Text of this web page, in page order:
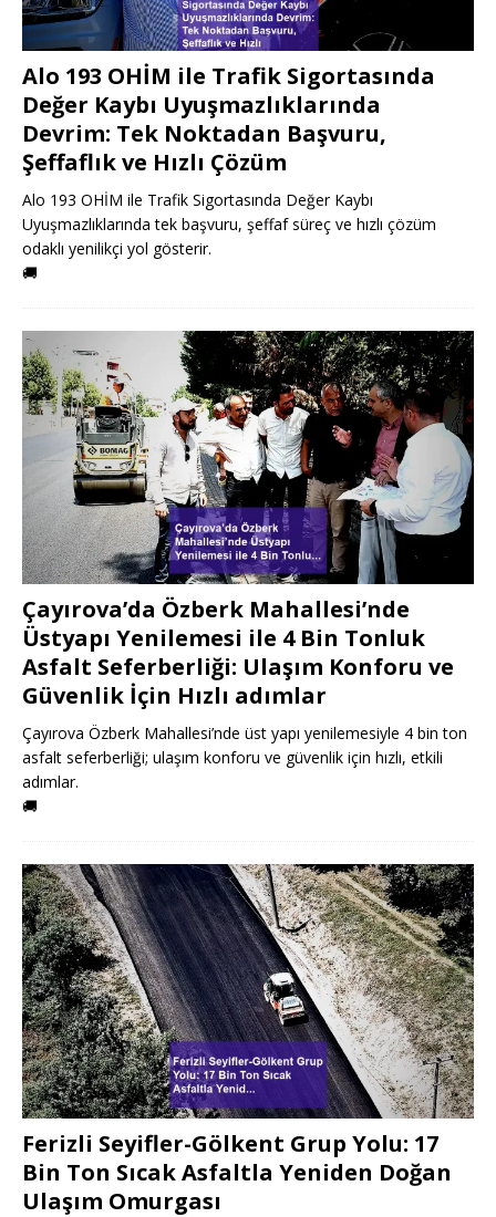
Alo 193 OHİM ile Trafik Sigortasında
Değer Kaybı Uyuşmazlıklarında
Devrim: Tek Noktadan Başvuru,
Şeffaflık ve Hızlı Çözüm
Alo 193 OHİM ile Trafik Sigortasında Değer Kaybı
Uyuşmazlıklarında tek başvuru, şeffaf süreç ve hızlı çözüm
odaklı yenilikçi yol gösterir.
🚚
Çayırova’da Özberk Mahallesi’nde
Üstyapı Yenilemesi ile 4 Bin Tonluk
Asfalt Seferberliği: Ulaşım Konforu ve
Güvenlik İçin Hızlı adımlar
Çayırova Özberk Mahallesi’nde üst yapı yenilemesiyle 4 bin ton
asfalt seferberliği; ulaşım konforu ve güvenlik için hızlı, etkili
adımlar.
🚚
Ferizli Seyifler-Gölkent Grup Yolu: 17
Bin Ton Sıcak Asfaltla Yeniden Doğan
Ulaşım Omurgası